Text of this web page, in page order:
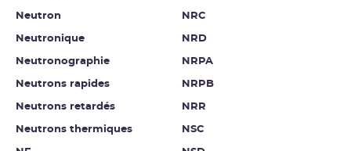
Neutron
Neutronique
Neutronographie
Neutrons rapides
Neutrons retardés
Neutrons thermiques
NRC
NRD
NRPA
NRPB
NRR
NSC